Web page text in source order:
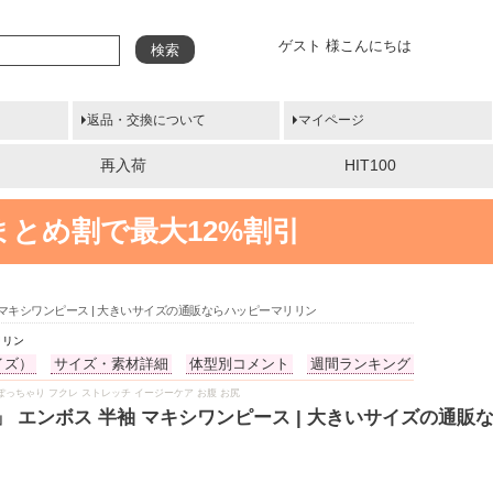
ゲスト 様こんにちは
検索
返品・交換について マイページ
再入荷 HIT100
め割で最大12%割引
シワンピース | 大きいサイズの通販ならハッピーマリリン
ン
） サイズ・素材詳細 体型別コメント 週間ランキング
ちゃり フクレ ストレッチ イージーケア お腹 お尻
エンボス 半袖 マキシワンピース | 大きいサイズの通販